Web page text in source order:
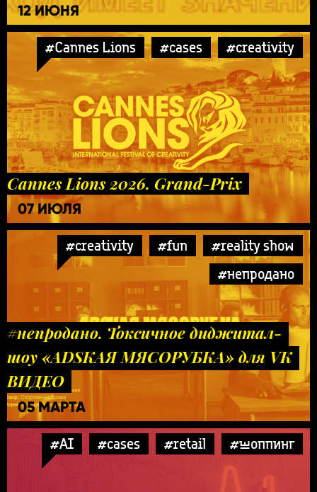
12 ИЮНЯ
#Cannes Lions #cases #creativity
Cannes Lions 2026. Grand-Prix
07 ИЮЛЯ
#creativity #fun
#reality show
#непродано
#непродано. Токсичное диджитал-
шоу «ADSКАЯ МЯСОРУБКА» для VK
ВИДЕО
05 МАРТА
#AI #cases #retail #шоппинг